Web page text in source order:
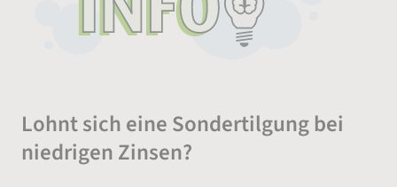
Lohnt sich eine Sondertilgung bei
niedrigen Zinsen?